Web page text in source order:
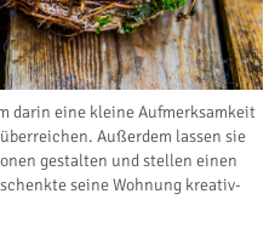
darin eine kleine Aufmerksamkeit
Außerdem lassen sie
gestalten und stellen einen
seine Wohnung kreativ-